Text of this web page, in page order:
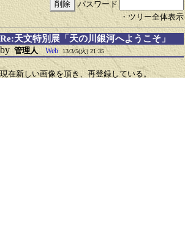
パスワード
・ツリー全体表示
Re:天文特別展「天の川銀河へようこそ」
by 管理人 Web 13/3/5(火) 21:35
現在新しい画像を頂き、再登録している。